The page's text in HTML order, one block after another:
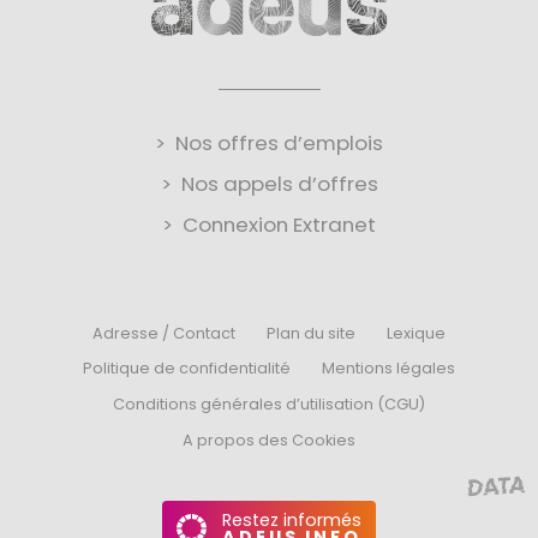
Nos offres d’emplois
Nos appels d’offres
Connexion Extranet
Adresse / Contact Plan du site
Lexique
Politique de confidentialité
Mentions légales
Conditions générales d’utilisation (CGU)
A propos des Cookies
Restez informés